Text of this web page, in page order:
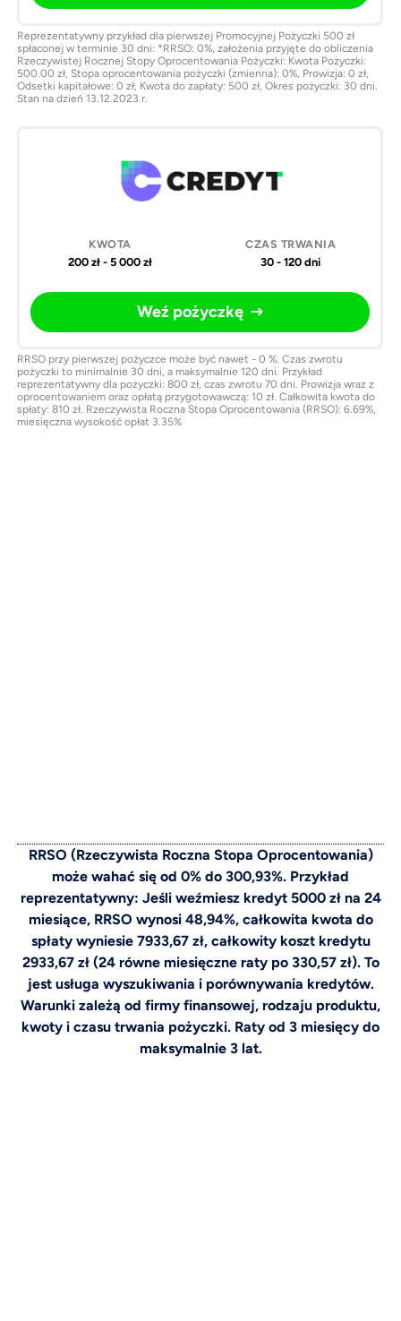
Reprezentatywny przykład dla pierwszej Promocyjnej Pożyczki 500 zł
spłaconej w terminie 30 dni: *RRSO: 0%, założenia przyjęte do obliczenia
Rzeczywistej Rocznej Stopy Oprocentowania Pożyczki: Kwota Pożyczki:
500.00 zł, Stopa oprocentowania pożyczki (zmienna): 0%, Prowizja: 0 zł,
Odsetki kapitałowe: 0 zł, Kwota do zapłaty: 500 zł, Okres pożyczki: 30 dni.
Stan na dzień 13.12.2023 r.
200 zł - 5 000 zł 30 - 120 dni
Weź pożyczkę
RRSO przy pierwszej pożyczce może być nawet - 0 %. Czas zwrotu
pożyczki to minimalnie 30 dni, a maksymalnie 120 dni. Przykład
reprezentatywny dla pożyczki: 800 zł, czas zwrotu 70 dni. Prowizja wraz z
oprocentowaniem oraz opłatą przygotowawczą: 10 zł. Całkowita kwota do
spłaty: 810 zł. Rzeczywista Roczna Stopa Oprocentowania (RRSO): 6.69%,
miesięczna wysokość opłat 3.35%
RRSO (Rzeczywista Roczna Stopa Oprocentowania)
może wahać się od 0% do 300,93%. Przykład
reprezentatywny: Jeśli weźmiesz kredyt 5000 zł na 24
miesiące, RRSO wynosi 48,94%, całkowita kwota do
spłaty wyniesie 7933,67 zł, całkowity koszt kredytu
2933,67 zł (24 równe miesięczne raty po 330,57 zł). To
jest usługa wyszukiwania i porównywania kredytów.
Warunki zależą od firmy finansowej, rodzaju produktu,
kwoty i czasu trwania pożyczki. Raty od 3 miesięcy do
maksymalnie 3 lat.